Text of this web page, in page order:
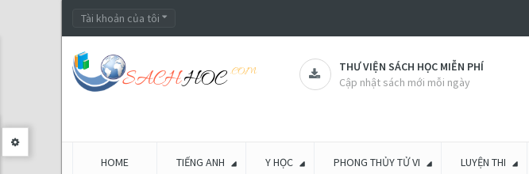
Tài khoản của tôi
THƯ VIỆN SÁCH HỌC MIỄN PHÍ
Cập nhật sách mới mỗi ngày
HOME TIẾNG ANH Y HỌC PHONG THỦY TỬ VI LUYỆN THI